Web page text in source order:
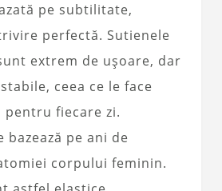
pe subtilitate,
perfectă. Sutienele
extrem de ușoare, dar
ceea ce le face
pentru fiecare zi.
bazează pe ani de
corpului feminin.